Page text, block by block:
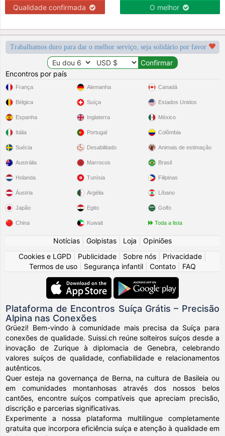
Qualidade confirmada O melhor
Trabalhamos duro para dar o melhor serviço, seja solidário por favor
Encontros por país
França
Bélgica
Espanha
Itália
Suécia
Alemanha
Suíça
Inglaterra
Portugal
Desabilitado
Canadá
Estados Unidos
México
Colômbia
Animais de estimação
Austrália
Holanda
Áustria
Japão
China
Marrocos
Tunísia
Argélia
Egito
Kuwait
Brasil
Filipinas
Líbano
Golfo
Toda a lista
Notícias Golpistas Loja
Opiniões
Cookies e LGPD
Publicidade Sobre nós Privacidade
Termos de uso
Segurança infantil Contato FAQ
Plataforma de Encontros Suíça Grátis – Precisão
Alpina nas Conexões
Grüezi! Bem-vindo à comunidade mais precisa da Suíça para
conexões de qualidade. Suissi.ch reúne solteiros suíços desde a
inovação de Zurique à diplomacia de Genebra, celebrando
valores suíços de qualidade, confiabilidade e relacionamentos
autênticos.
Quer esteja na governança de Berna, na cultura de Basileia ou
em comunidades montanhosas através dos nossos belos
cantões, encontre suíços compatíveis que apreciam precisão,
discrição e parcerias significativas.
Experimente a nossa plataforma multilingue completamente
gratuita que incorpora eficiência suíça e atenção à qualidade em